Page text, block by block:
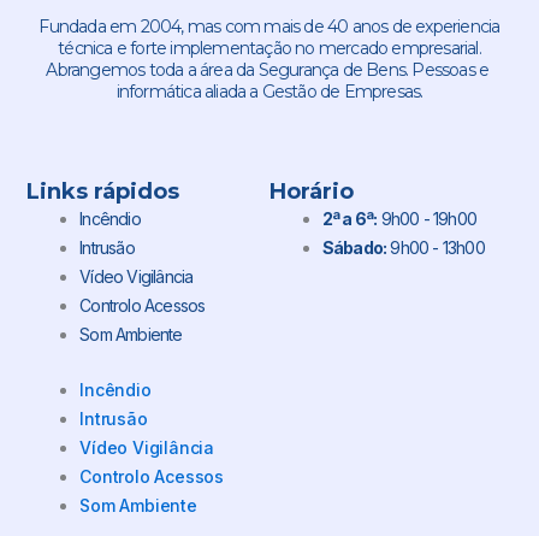
Fundada em 2004, mas com mais de 40 anos de experiencia
técnica e forte implementação no mercado empresarial.
Abrangemos toda a área da Segurança de Bens. Pessoas e
informática aliada a Gestão de Empresas.
Links rápidos
Incêndio
Intrusão
Vídeo Vigilância
Controlo Acessos
Som Ambiente
Incêndio
Intrusão
Vídeo Vigilância
Controlo Acessos
Som Ambiente
Horário
2ª a 6ª: 9h00 - 19h00
Sábado:9h00 - 13h00